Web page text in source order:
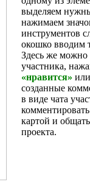
выделяем
нажимаем
инструментов
окошко вводим
Здесь же можно
участника,
«нравится»
созданные
в виде чата
картой и
проекта.